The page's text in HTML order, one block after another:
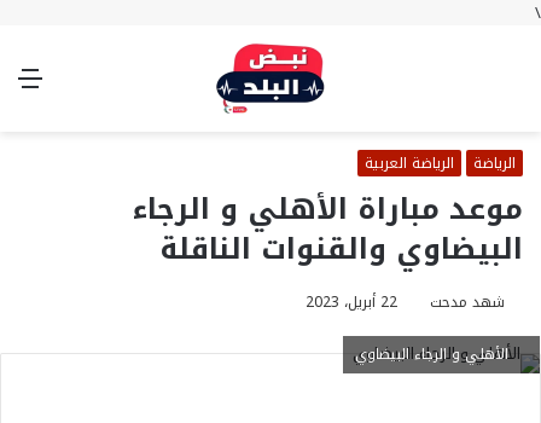
\
الوضع
الرياضة الرياضة العربية
موعد مباراة الأهلي و الرجاء
البيضاوي والقنوات الناقلة
شهد مدحت
22 أبريل، 2023
الأهلي و الرجاء البيضاوي